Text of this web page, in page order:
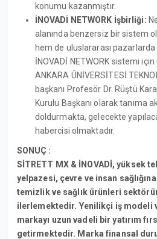
konumu kazanmıştır.
İNOVADİ NETWORK İşbirliği:
alanında benzersiz bir sistem
hem de uluslararası pazarlarda
İNOVADİ NETWORK sistemi
ANKARA ÜNİVERSİTESİ
başkanı Profesör Dr. Rüştü
Kurulu Başkanı olarak tanıma
doldurmakta, gelecekte
habercisi olmaktadır.
SONUÇ :
SİTRETT MX & İNOVADİ, yüksek
yelpazesi, çevre ve insan
temizlik ve sağlık ürünleri
ilerlemektedir. Yenilikçi iş modeli
markayı uzun vadeli bir yatırım
getirmektedir. Marka finansal